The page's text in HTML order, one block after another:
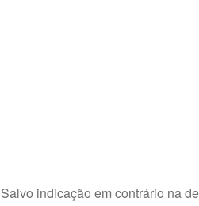
Salvo indicação em contrário na